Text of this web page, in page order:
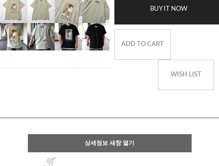
BUY IT NOW
ADD TO CART
WISH LIST
상세정보 새창 열기